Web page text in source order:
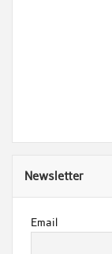
Newsletter
Email